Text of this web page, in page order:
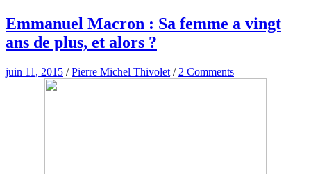
Emmanuel Macron : Sa femme a vingt
ans de plus, et alors ?
juin 11, 2015 /Pierre Michel Thivolet / 2 Comments